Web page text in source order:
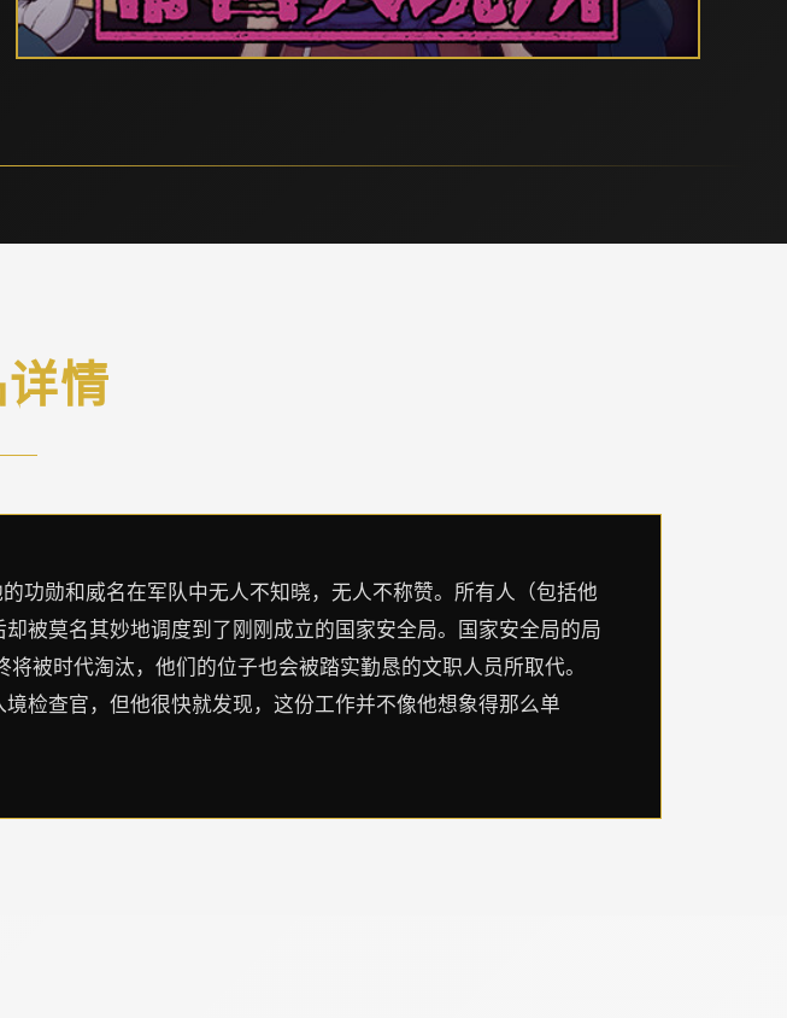
情
功勋和威名在军队中无人不知晓，无人不称赞。所有人（包括他
被莫名其妙地调度到了刚刚成立的国家安全局。国家安全局的局
被时代淘汰，他们的位子也会被踏实勤恳的文职人员所取代。
检查官，但他很快就发现，这份工作并不像他想象得那么单